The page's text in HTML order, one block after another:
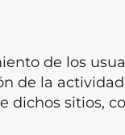
de los
de la
dichos sitios,